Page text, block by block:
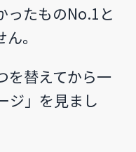
ったものNo.1と
。
を替えてから一
ジ」を見まし